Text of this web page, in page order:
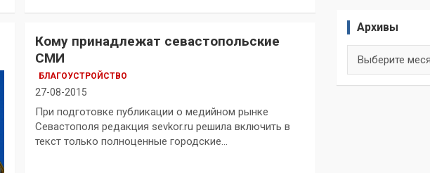
Кому принадлежат севастопольские
СМИ
БЛАГОУСТРОЙСТВО
27-08-2015
При подготовке публикации о медийном рынке
Севастополя редакция sevkor.ru решила включить в
текст только полноценные городские…
Архивы